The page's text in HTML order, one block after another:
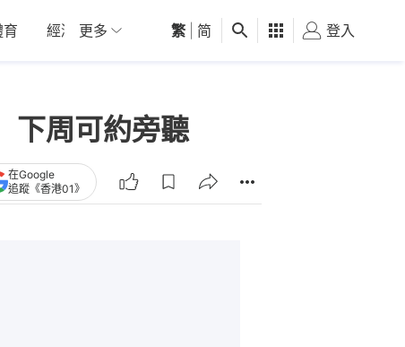
育 經濟 01深圳 觀點 健康 好食玩飛
更多 繁 简 登入
下周可約旁聽
在Google
追蹤《香港01》